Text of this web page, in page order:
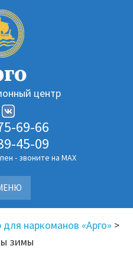
центр
69-66
45-09
- звоните на MAX
наркоманов «Арго» >
зимы